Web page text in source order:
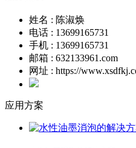
姓名 : 陈淑焕
电话 : 13699165731
手机 : 13699165731
邮箱 : 632133961.com
网址 : https://
应用方案